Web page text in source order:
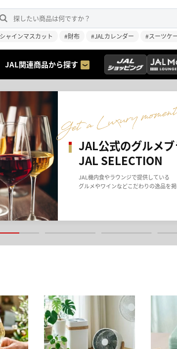
ャインマスカット #財布 #JALカレンダー #スーツケ
JAL関連商品から探す
100店舗以上出店中
ショップ一覧はこち
ファッションやグルメ、インテリアま
中！